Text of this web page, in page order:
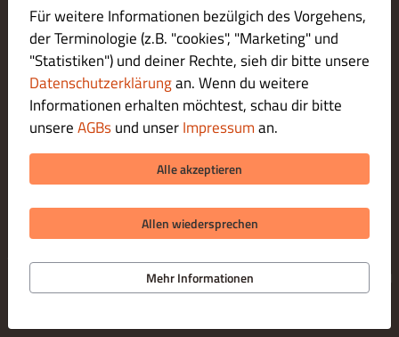
Cookie-Einstellungen ändern
Kontaktiere uns
Datenschutzerklärung
Allgemeine Geschäftsbedingungen
Impressum
LIEFERUNG ZAHLUNGSARTEN
ZAHLUNGSARTEN BEI ABHOLUNG
© 2026 Geisha
Online Bestellsystem für Gastronomie bereitgestellt von
Für weitere Informationen bezülgich des Vorgehens,
der Terminologie (z.B. "cookies", "Marketing" und
"Statistiken") und deiner Rechte, sieh dir bitte unsere
Datenschutzerklärungan. Wenn du weitere
Informationen erhalten möchtest, schau dir bitte
unsereAGBsund unserImpressuman.
Alle akzeptieren
Allen wiedersprechen
Mehr Informationen